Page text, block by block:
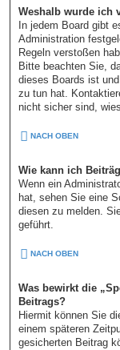
Weshalb wurde ich
In jedem Board gibt
Administration
Regeln verstoßen
Bitte beachten Sie,
dieses Boards ist
zu tun hat.
nicht sicher sind,
NACH OBEN
Wie kann ich
Wenn ein
hat, sehen Sie eine
diesen zu melden.
geführt.
NACH OBEN
Was bewirkt die
Beitrags?
Hiermit können Sie
einem späteren
gesicherten Beitrag